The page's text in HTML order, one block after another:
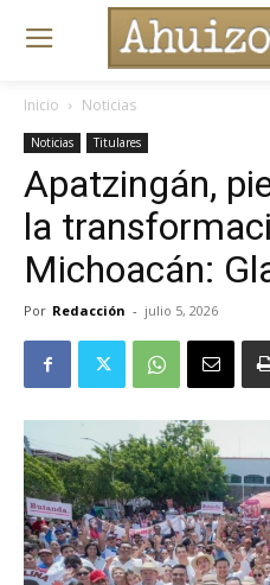
Inicio Noticias
Noticias Titulares
Apatzingán,
la
Michoacán:
Por Redacción - julio 5, 2026